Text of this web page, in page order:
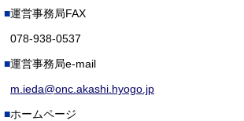
運営事務局FAX
078-938-0537
運営事務局e-mail
m.ieda@onc.akashi.hyogo.jp
ホームページ